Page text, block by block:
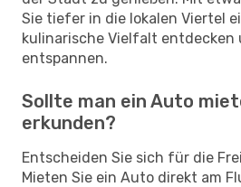
Sie tiefer in die lokalen Viertel
kulinarische Vielfalt entdecken
entspannen.
Sollte man ein Auto
erkunden?
Entscheiden Sie sich für die
Mieten Sie ein Auto direkt am